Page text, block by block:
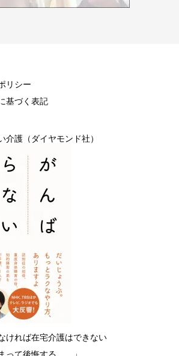
リシー
基づく表記
護（ダイヤモンド社）
ければ在宅介護はできない